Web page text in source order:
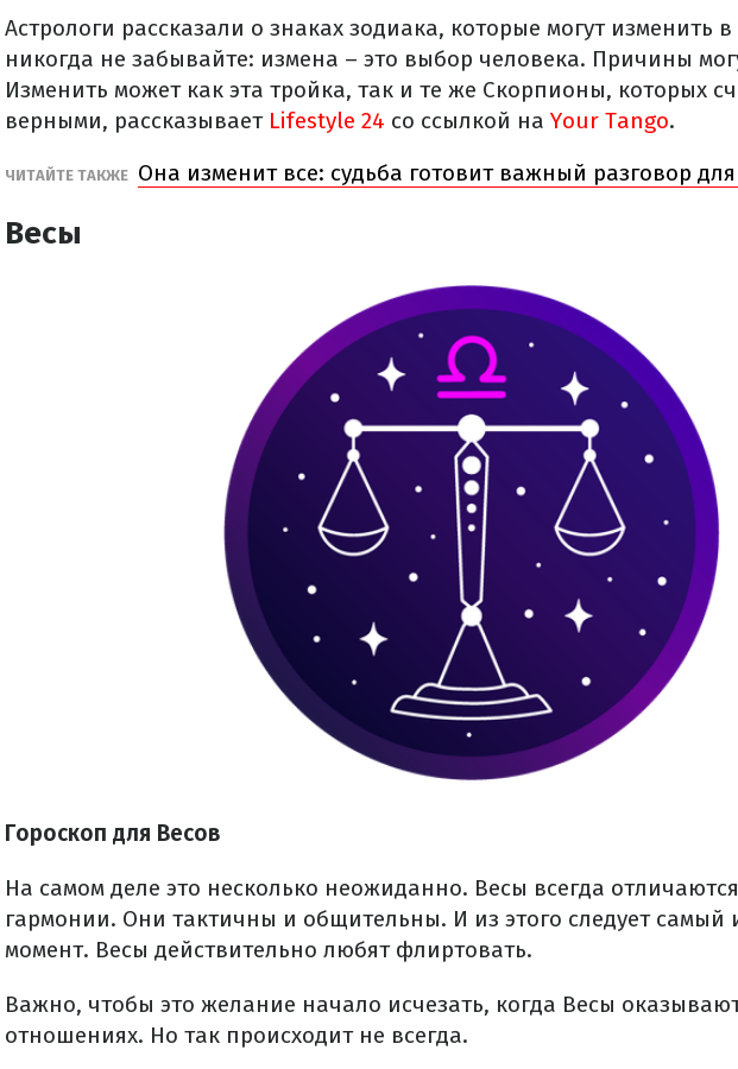
Астрологи рассказали о знаках зодиака, которые могут изменить
никогда не забывайте: измена – это выбор человека. Причины
Изменить может как эта тройка, так и те же Скорпионы, которых
верными, рассказывает Lifestyle 24 со ссылкой на Your Tango.
ЧИТАЙТЕ ТАКЖЕ Она изменит все: судьба готовит важный разговор
Весы
Гороскоп для Весов
На самом деле это несколько неожиданно. Весы всегда
гармонии. Они тактичны и общительны. И из этого следует самый
момент. Весы действительно любят флиртовать.
Важно, чтобы это желание начало исчезать, когда Весы
отношениях. Но так происходит не всегда.